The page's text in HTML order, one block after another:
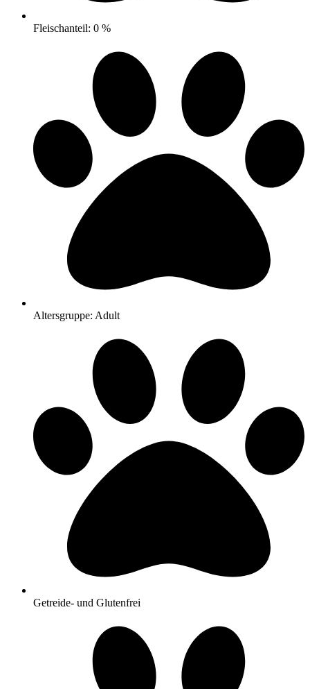
Fleischanteil: 0 %
Altersgruppe: Adult
Getreide- und Glutenfrei